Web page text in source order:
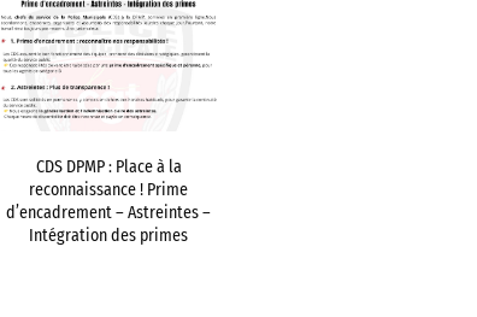
CDS DPMP : Place à la
reconnaissance ! Prime
d’encadrement – Astreintes –
Intégration des primes